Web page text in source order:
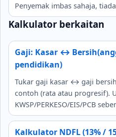
Penyemak imbas sahaja,
Kalkulator berkaitan
Gaji: Kasar ↔
pendidikan)
Tukar gaji kasar ↔ gaji
contoh (rata atau progresif).
KWSP/PERKESO/EIS/PCB
Kalkulator NDFL (13% /